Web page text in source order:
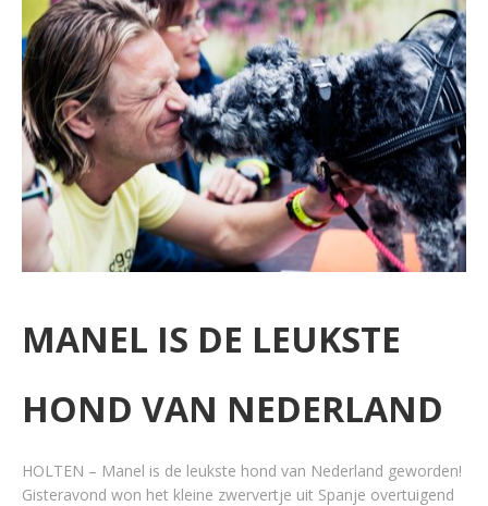
MANEL IS DE LEUKSTE
HOND VAN NEDERLAND
HOLTEN – Manel is de leukste hond van Nederland geworden!
Gisteravond won het kleine zwervertje uit Spanje overtuigend